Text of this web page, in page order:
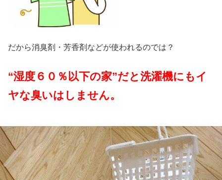
だから消臭剤・芳香剤などが使われるのでは？
“湿度６０％以下の家”だと洗濯機にもイ
ヤな臭いはしません。